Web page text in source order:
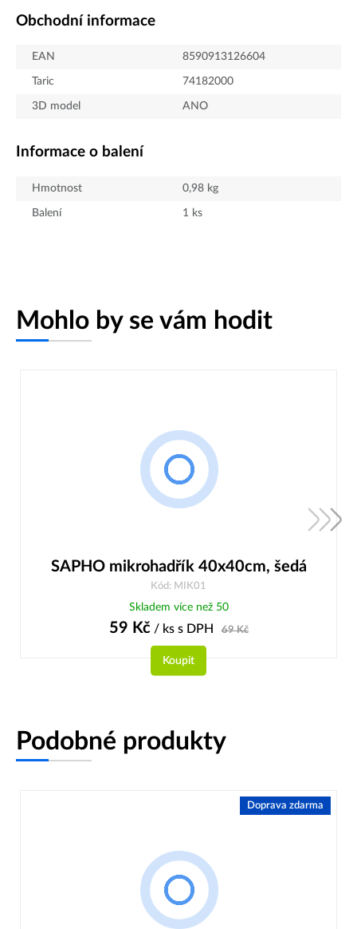
Obchodní informace
EAN 8590913126604
Taric 74182000
3D model ANO
Informace o balení
Hmotnost 0,98 kg
Balení 1 ks
Mohlo by se vám hodit
SAPHO mikrohadřík 40x40cm, šedá
Kód: MIK01
Skladem více než 50
59 Kč/ ks s DPH 69Kč
Koupit
Podobné produkty
Doprava zdarma